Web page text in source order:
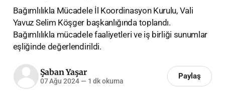
Bağımlılıkla Mücadele İl Koordinasyon Kurulu, Vali
Yavuz Selim Köşger başkanlığında toplandı.
Bağımlılıkla mücadele faaliyetleri ve iş birliği sunumlar
eşliğinde değerlendirildi.
Şaban Yaşar
07 Ağu 2024 — 1 dk okuma
Paylaş